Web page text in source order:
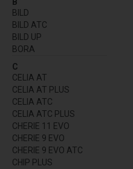
B
BILD
BILD ATC
BILD UP
BORA
C
CELIA AT
CELIA AT PLUS
CELIA ATC
CELIA ATC PLUS
CHERIE 11 EVO
CHERIE 9 EVO
CHERIE 9 EVO ATC
CHIP PLUS